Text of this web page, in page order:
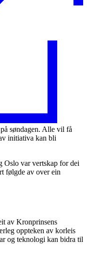
søndagen. Alle vil få
initiativa kan bli
Oslo var vertskap for dei
følgde av over ein
av Kronprinsens
oppteken av korleis
og teknologi kan bidra til